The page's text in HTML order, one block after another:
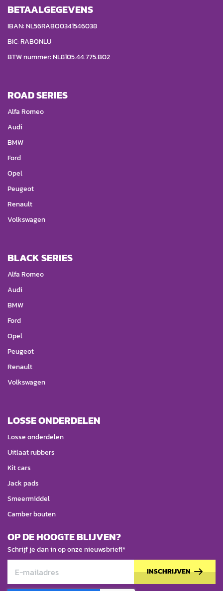
BETAALGEGEVENS
IBAN: NL56RABO0341546038
BIC: RABONLU
BTW nummer: NL8105.44.775.B02
ROAD SERIES
Alfa Romeo
Audi
BMW
Ford
Opel
Peugeot
Renault
Volkswagen
BLACK SERIES
Alfa Romeo
Audi
BMW
Ford
Opel
Peugeot
Renault
Volkswagen
LOSSE ONDERDELEN
Losse onderdelen
Uitlaat rubbers
Kit cars
Jack pads
Smeermiddel
Camber bouten
OP DE HOOGTE BLIJVEN?
Schrijf je dan in op onze nieuwsbrief!*
INSCHRIJVEN